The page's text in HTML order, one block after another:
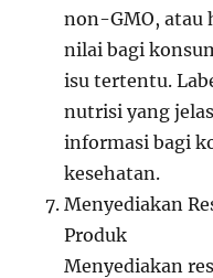
non-GMO, atau
nilai bagi
isu tertentu.
nutrisi yang
informasi bagi
kesehatan.
Menyediakan
Produk
Menyediakan